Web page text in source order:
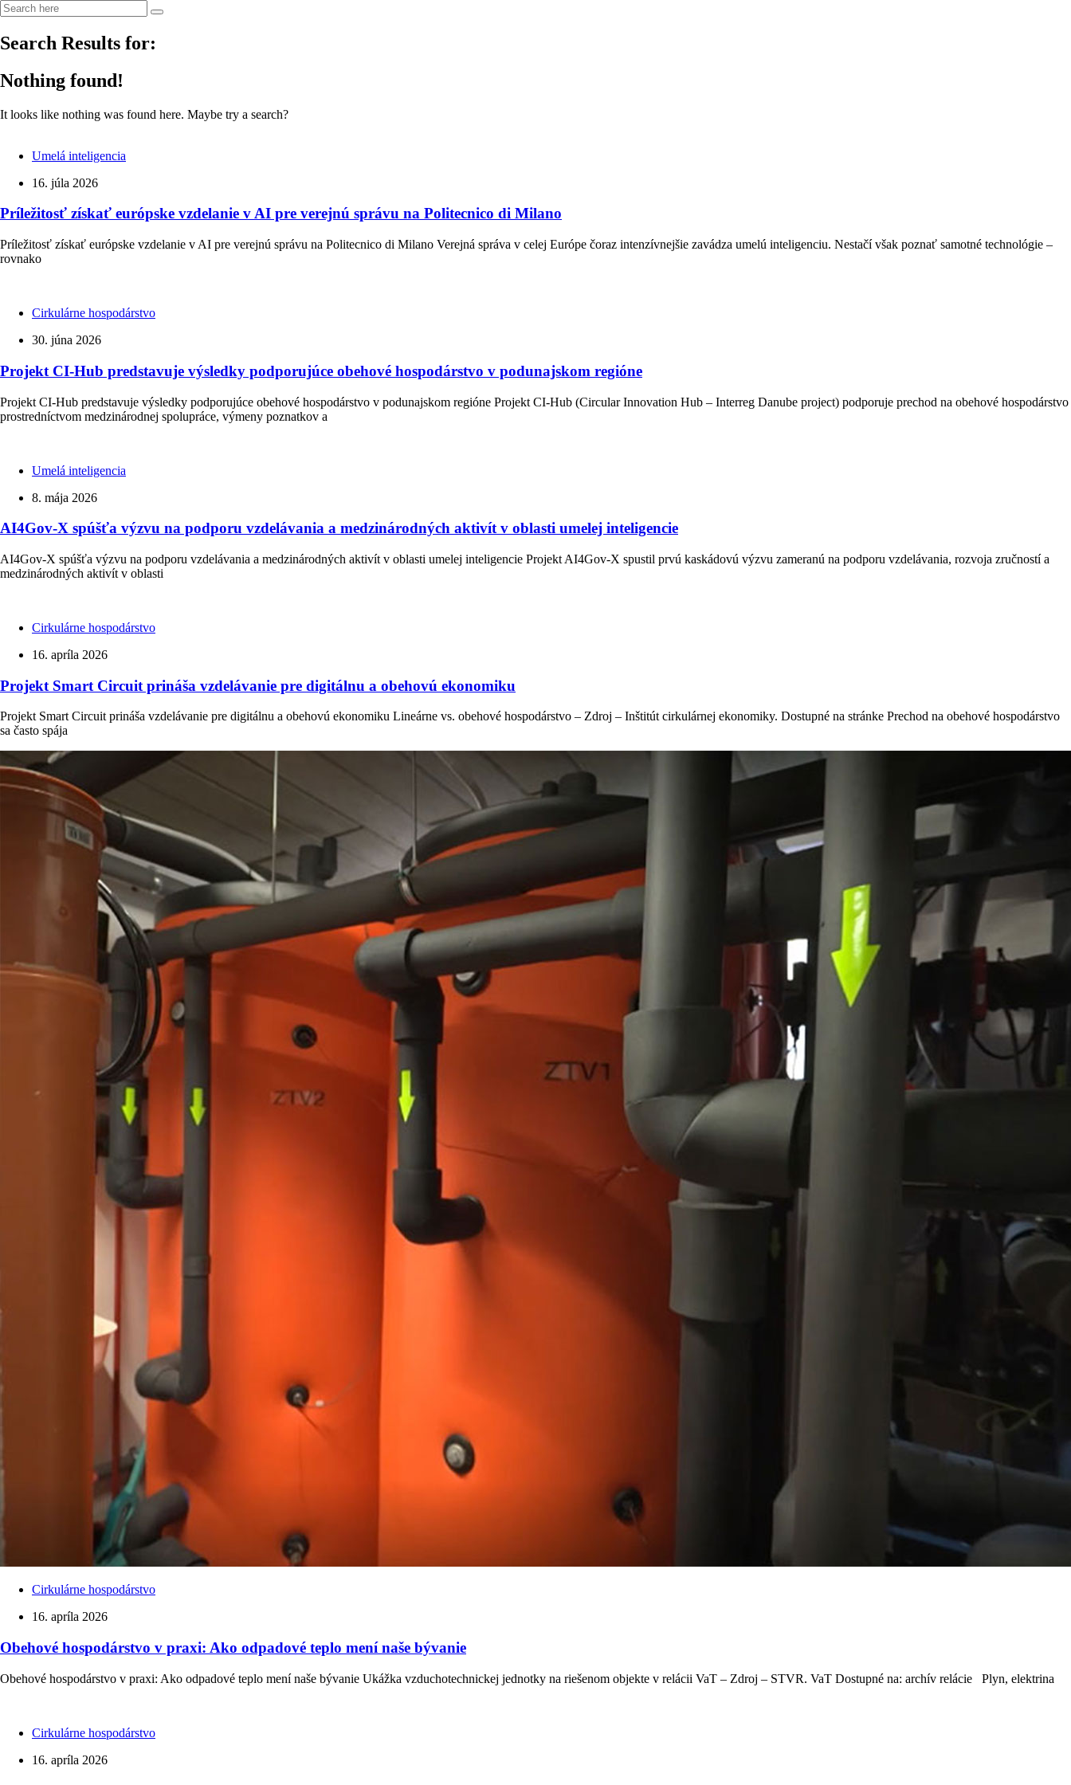
Search Results for:
Nothing found!
It looks like nothing was found here. Maybe try a search?
Umelá inteligencia
16. júla 2026
Príležitosť získať európske vzdelanie v AI pre verejnú správu na Politecnico di Milano
Príležitosť získať európske vzdelanie v AI pre verejnú správu na Politecnico di Milano Verejná správa v celej Európe čoraz intenzívnejšie zavádza umelú inteligenciu. Nestačí však poznať samotné technológie –
rovnako
Cirkulárne hospodárstvo
30. júna 2026
Projekt CI-Hub predstavuje výsledky podporujúce obehové hospodárstvo v podunajskom regióne
Projekt CI-Hub predstavuje výsledky podporujúce obehové hospodárstvo v podunajskom regióne Projekt CI-Hub (Circular Innovation Hub – Interreg Danube project) podporuje prechod na obehové hospodárstvo
prostredníctvom medzinárodnej spolupráce, výmeny poznatkov a
Umelá inteligencia
8. mája 2026
AI4Gov-X spúšťa výzvu na podporu vzdelávania a medzinárodných aktivít v oblasti umelej inteligencie
AI4Gov-X spúšťa výzvu na podporu vzdelávania a medzinárodných aktivít v oblasti umelej inteligencie Projekt AI4Gov-X spustil prvú kaskádovú výzvu zameranú na podporu vzdelávania, rozvoja zručností a
medzinárodných aktivít v oblasti
Cirkulárne hospodárstvo
16. apríla 2026
Projekt Smart Circuit prináša vzdelávanie pre digitálnu a obehovú ekonomiku
Projekt Smart Circuit prináša vzdelávanie pre digitálnu a obehovú ekonomiku Lineárne vs. obehové hospodárstvo – Zdroj – Inštitút cirkulárnej ekonomiky. Dostupné na stránke Prechod na obehové hospodárstvo
sa často spája
Cirkulárne hospodárstvo
16. apríla 2026
Obehové hospodárstvo v praxi: Ako odpadové teplo mení naše bývanie
Obehové hospodárstvo v praxi: Ako odpadové teplo mení naše bývanie Ukážka vzduchotechnickej jednotky na riešenom objekte v relácii VaT – Zdroj – STVR. VaT Dostupné na: archív relácie Plyn, elektrina
Cirkulárne hospodárstvo
16. apríla 2026